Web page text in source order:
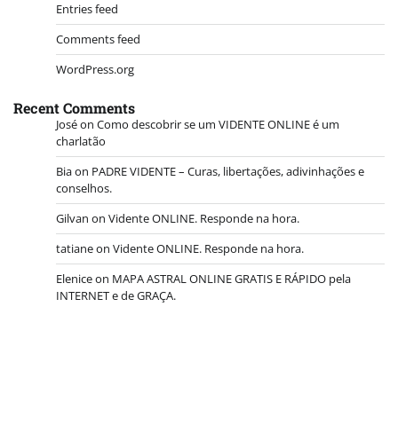
Entries feed
Comments feed
WordPress.org
Recent Comments
Joséon Como descobrir se um VIDENTE ONLINE é um
charlatão
Biaon PADRE VIDENTE – Curas, libertações, adivinhações e
conselhos.
Gilvan on Vidente ONLINE. Responde na hora.
tatianeon Vidente ONLINE. Responde na hora.
Eleniceon MAPA ASTRAL ONLINE GRATIS E RÁPIDO pela
INTERNET e de GRAÇA.